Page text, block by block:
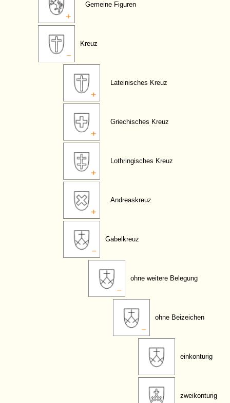
Gemeine Figuren
Kreuz
Lateinisches Kreuz
Griechisches Kreuz
Lothringisches Kreuz
Andreaskreuz
Gabelkreuz
ohne weitere Belegung
ohne Beizeichen
einkonturig
zweikonturig